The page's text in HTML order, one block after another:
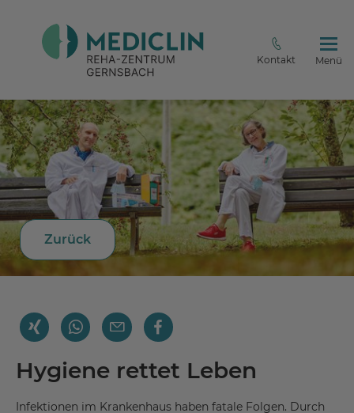
Kontakt Menü
Zurück
Hygiene rettet Leben
Infektionen im Krankenhaus haben fatale Folgen. Durch